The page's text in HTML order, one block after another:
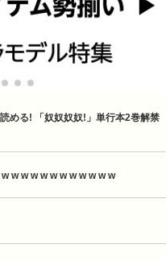
める! 「奴奴奴奴!」単行本2巻解禁
w w w w w w w w w w w